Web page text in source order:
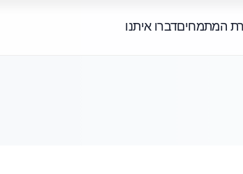
המתמחיםדברו איתנו